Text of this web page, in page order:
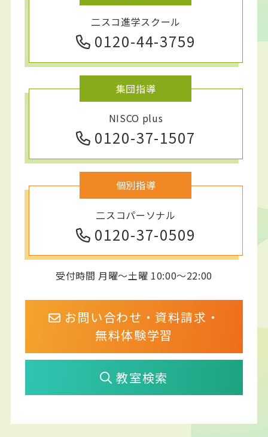
二スコ進学スクール
0120-44-3759
集団指導
NISCO plus
0120-37-1507
個別指導
二スコパーソナル
0120-37-0509
受付時間 月曜～土曜 10:00～22:00
お問い合わせ・資料請求・
無料体験学習
教室検索